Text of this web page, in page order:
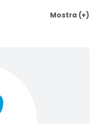
Mostra (+)